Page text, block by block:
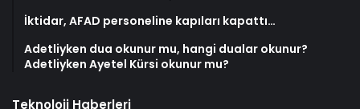
İktidar, AFAD personeline kapıları kapattı…
Adetliyken dua okunur mu, hangi dualar okunur?
Adetliyken Ayetel Kürsi okunur mu?
Teknoloji Haberleri